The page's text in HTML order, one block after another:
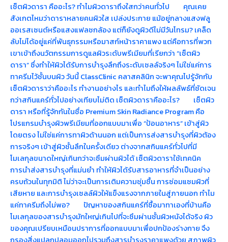
เซ็ตผิวดารา คืออะไร? ทำไมผิวดาราถึงใสกว่าคนทั่วไป คุณเคย
สังเกตไหมว่าดาราหลายคนผิวใส เปล่งประกาย แม้อยู่กลางแสงฟลู
ออเรสเซนต์หรือแสงแฟลชกล้อง แต่ก็ยังดูผิวดีไม่มีวันโทรม? เคล็ด
ลับไม่ได้อยู่แค่ที่พันธุกรรมหรือมาสก์หน้าราคาแพง แต่คือการที่พวก
เขาเข้าถึงนวัตกรรมการดูแลผิวระดับพรีเมียมที่เรียกว่า “เซ็ตผิว
ดารา” ซึ่งทำให้ผิวได้รับการบำรุงลึกถึงระดับเซลล์จริงๆ ไม่ใช่แค่การ
ทาครีมไว้ชั้นบนผิว วันนี้ ClassClinic คลาสคลินิก จะพาคุณไปรู้จักกับ
เซ็ตผิวดาราว่าคืออะไร ทำงานอย่างไร และทำไมถึงให้ผลลัพธ์ที่ชัดเจน
กว่าสกินแคร์ทั่วไปอย่างเทียบไม่ติด เซ็ตผิวดาราคืออะไร? เซ็ตผิว
ดารา หรือที่รู้จักกันในชื่อ Premium Skin Radiance Program คือ
โปรแกรมบำรุงผิวพรีเมียมที่ออกแบบมาเพื่อ “ป้อนอาหาร” เข้าสู่ผิว
โดยตรง ไม่ใช่แค่การทาผิวด้านนอก แต่เป็นการส่งสารบำรุงที่ผิวต้อง
การจริงๆ เข้าสู่ผิวชั้นลึกในครั้งเดียว ต่างจากสกินแคร์ทั่วไปที่มี
โมเลกุลขนาดใหญ่เกินกว่าจะซึมผ่านผิวได้ เซ็ตผิวดาราใช้เทคนิค
การนำส่งสารบำรุงที่แม่นยำ ทำให้ผิวได้รับสารอาหารที่จำเป็นอย่าง
ครบถ้วนในทุกมิติ ไม่ว่าจะเป็นการเติมความชุ่มชื้น การซ่อมแซมผิวที่
เสียหาย และการบำรุงเซลล์ผิวให้แข็งแรงจากภายในสู่ภายนอก ทำไม
แค่ทาครีมถึงไม่พอ? ปัญหาของสกินแคร์ที่ซื้อมาทาเองที่บ้านคือ
โมเลกุลของสารบำรุงมักใหญ่เกินไปที่จะซึมผ่านชั้นผิวหนังได้จริง ผิว
ของคุณเปรียบเหมือนปราการที่ออกแบบมาเพื่อปกป้องร่างกาย จึง
กรองสิ่งแปลกปลอมออกไปรวมถึงสารบำรุงราคาแพงด้วย สภาพผิว